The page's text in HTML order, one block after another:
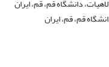
دانشگاه قم، قم، ایران
قم، قم، ایران